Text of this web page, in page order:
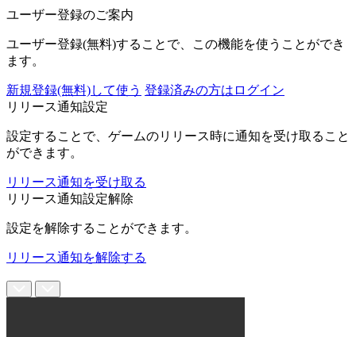
ユーザー登録のご案内
ユーザー登録(無料)することで、この機能を使うことができ
ます。
新規登録(無料)して使う 登録済みの方はログイン
リリース通知設定
設定することで、ゲームのリリース時に通知を受け取ること
ができます。
リリース通知を受け取る
リリース通知設定解除
設定を解除することができます。
リリース通知を解除する